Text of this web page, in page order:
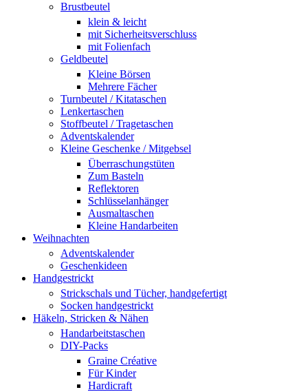
Brustbeutel
klein & leicht
mit Sicherheitsverschluss
mit Folienfach
Geldbeutel
Kleine Börsen
Mehrere Fächer
Turnbeutel / Kitataschen
Lenkertaschen
Stoffbeutel / Tragetaschen
Adventskalender
Kleine Geschenke / Mitgebsel
Überraschungstüten
Zum Basteln
Reflektoren
Schlüsselanhänger
Ausmaltaschen
Kleine Handarbeiten
Weihnachten
Adventskalender
Geschenkideen
Handgestrickt
Strickschals und Tücher, handgefertigt
Socken handgestrickt
Häkeln, Stricken & Nähen
Handarbeitstaschen
DIY-Packs
Graine Créative
Für Kinder
Hardicraft